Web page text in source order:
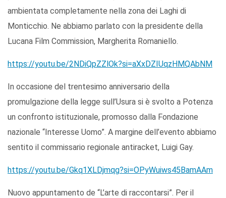
ambientata completamente nella zona dei Laghi di
Monticchio. Ne abbiamo parlato con la presidente della
Lucana Film Commission, Margherita Romaniello.
https://youtu.be/2NDiQpZZlOk?si=aXxDZIUqzHMQAbNM
In occasione del trentesimo anniversario della
promulgazione della legge sull’Usura si è svolto a Potenza
un confronto istituzionale, promosso dalla Fondazione
nazionale “Interesse Uomo”. A margine dell’evento abbiamo
sentito il commissario regionale antiracket, Luigi Gay.
https://youtu.be/Gkq1XLDjmqg?si=OPyWuiws45BamAAm
Nuovo appuntamento de “L’arte di raccontarsi”. Per il